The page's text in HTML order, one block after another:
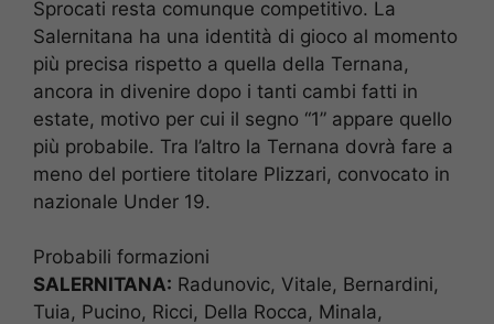
Sprocati resta comunque competitivo. La
Salernitana ha una identità di gioco al momento
più precisa rispetto a quella della Ternana,
ancora in divenire dopo i tanti cambi fatti in
estate, motivo per cui il segno “1” appare quello
più probabile. Tra l’altro la Ternana dovrà fare a
meno del portiere titolare Plizzari, convocato in
nazionale Under 19.
Probabili formazioni
SALERNITANA: Radunovic, Vitale, Bernardini,
Tuia, Pucino, Ricci, Della Rocca, Minala,